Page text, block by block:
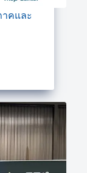
าคและ